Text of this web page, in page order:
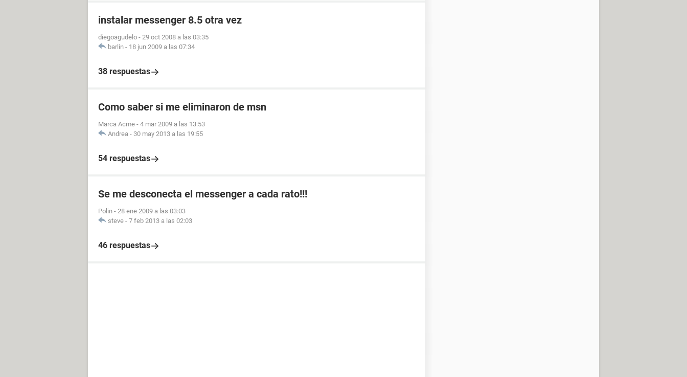
instalar messenger 8.5 otra vez
diegoagudelo - 29 oct 2008 a las 03:35
barlin - 18 jun 2009 a las 07:34
38 respuestas
Como saber si me eliminaron de msn
Marca Acme - 4 mar 2009 a las 13:53
Andrea - 30 may 2013 a las 19:55
54 respuestas
Se me desconecta el messenger a cada rato!!!
Polin - 28 ene 2009 a las 03:03
steve - 7 feb 2013 a las 02:03
46 respuestas